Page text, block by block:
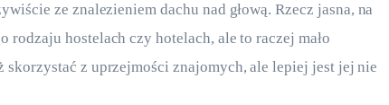
ze znalezieniem dachu nad głową. Rzecz jasna, na
rodzaju hostelach czy hotelach, ale to raczej mało
z uprzejmości znajomych, ale lepiej jest jej nie